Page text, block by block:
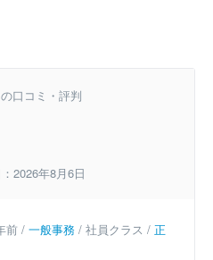
口コミ・評判
2026年8月6日
前 / 一般事務 / 社員クラス / 正